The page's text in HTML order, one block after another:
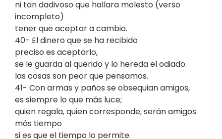
ni tan dadivoso que hallara molesto (verso
incompleto)
tener que aceptar a cambio.
40- El dinero que se ha recibido
preciso es aceptarlo,
se le guarda al querido y lo hereda el odiado.
las cosas son peor que pensamos.
41- Con armas y paños se obsequian amigos,
es siempre lo que más luce;
quien regala, quien corresponde, serán amigos
más tiempo
si es que el tiempo lo permite.